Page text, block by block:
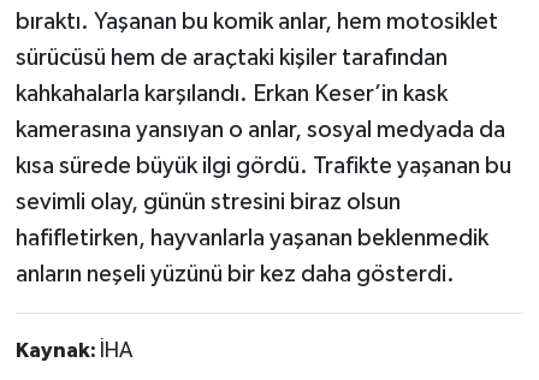
bıraktı. Yaşanan bu komik anlar, hem motosiklet
sürücüsü hem de araçtaki kişiler tarafından
kahkahalarla karşılandı. Erkan Keser’in kask
kamerasına yansıyan o anlar, sosyal medyada da
kısa sürede büyük ilgi gördü. Trafikte yaşanan bu
sevimli olay, günün stresini biraz olsun
hafifletirken, hayvanlarla yaşanan beklenmedik
anların neşeli yüzünü bir kez daha gösterdi.
Kaynak: İHA